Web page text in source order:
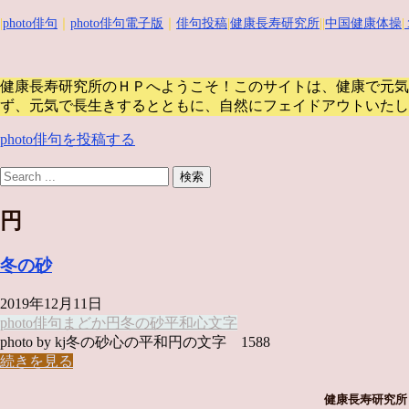
photo俳句 photo俳句電子版 俳句投稿 健康長寿研究所 中国健康体操
健康長寿研究所のＨＰへようこそ！このサイトは、健康で元
ず、元気で長生きするとともに、自然にフェイドアウトいた
photo俳句を投稿する
円
冬の砂
2019年12月11日
photo俳句 まどか円 冬の砂平和心文字
photo by kj冬の砂心の平和円の文字 1588
続きを見る
健康長寿研究